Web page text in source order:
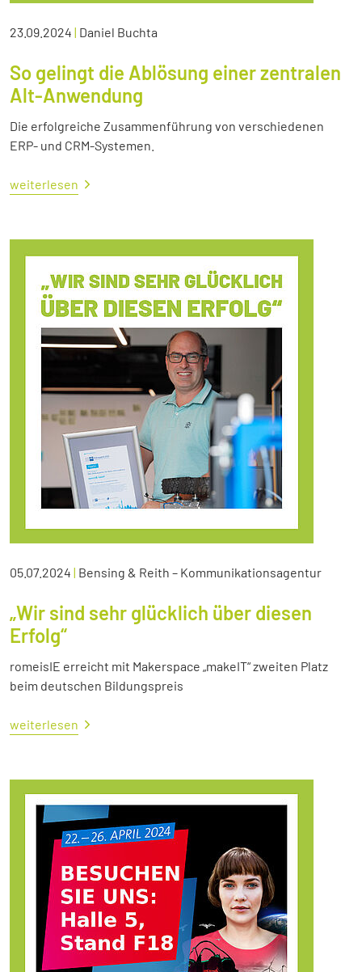
23.09.2024 | Daniel Buchta
So gelingt die Ablösung einer zentralen
Alt-Anwendung
Die erfolgreiche Zusammenführung von verschiedenen
ERP- und CRM-Systemen.
weiterlesen
05.07.2024 | Bensing & Reith – Kommunikationsagentur
„Wir sind sehr glücklich über diesen
Erfolg“
romeisIE erreicht mit Makerspace „makeIT“ zweiten Platz
beim deutschen Bildungspreis
weiterlesen